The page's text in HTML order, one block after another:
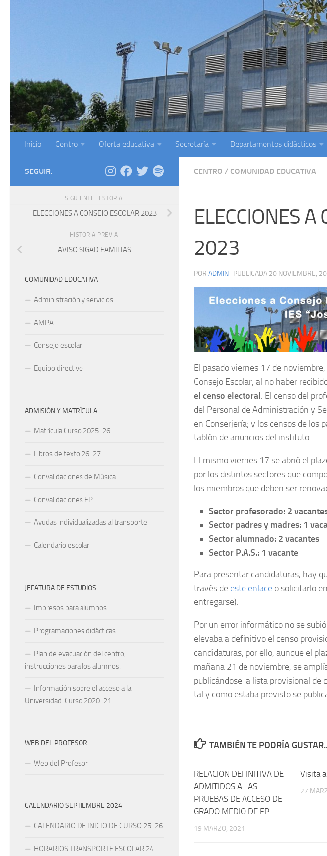
Inicio Centro Oferta educativa Secretaría Departamentos didácticos
CENTRO / COMUNIDAD EDUCATIVA
ELECCIONES A
2023
POR ADMIN · PUBLICADA 20 NOVIEMBRE,
El pasado viernes 17 de
Consejo Escolar, al no haber
el censo electoral. El censo del
del Personal de Administración y
en Conserjería; y los censos de los
tablón de anuncios del instituto.
El mismo viernes 17 se abrió el
por los distintos sectores que
los miembros que deben ser
Sector profesorado: 2
Sector padres y madres: 1
Sector alumnado: 2 vacantes
Sector P.A.S.: 1 vacante
Para presentar candidaturas, hay
través de este enlace o solicitarlo
entregarse).
Por un error informático no se
elevaba a definitivo el censo
candidaturas, por ello, aunque el
mañana 21 de noviembre, se
publicándose la lista provisional de
tal y como estaba previsto se
TAMBIÉN TE PODRÍA
RELACION DEFINITIVA DE
ADMITIDOS A LAS
PRUEBAS DE ACCESO DE
GRADO MEDIO DE FP
19 MARZO, 2021
Visita
27
SEGUIR:
SIGUIENTE HISTORIA
ELECCIONES A CONSEJO ESCOLAR 2023
HISTORIA PREVIA
AVISO SIGAD FAMILIAS
COMUNIDAD EDUCATIVA
Administración y servicios
AMPA
Consejo escolar
Equipo directivo
ADMISIÓN Y MATRÍCULA
Matrícula Curso 2025-26
Libros de texto 26-27
Convalidaciones de Música
Convalidaciones FP
Ayudas individualizadas al transporte
Calendario escolar
JEFATURA DE ESTUDIOS
Impresos para alumnos
Programaciones didácticas
Plan de evacuación del centro,
instrucciones para los alumnos.
Información sobre el acceso a la
Universidad. Curso 2020-21
WEB DEL PROFESOR
Web del Profesor
CALENDARIO SEPTIEMBRE 2024
CALENDARIO DE INICIO DE CURSO 25-26
HORARIOS TRANSPORTE ESCOLAR 24-